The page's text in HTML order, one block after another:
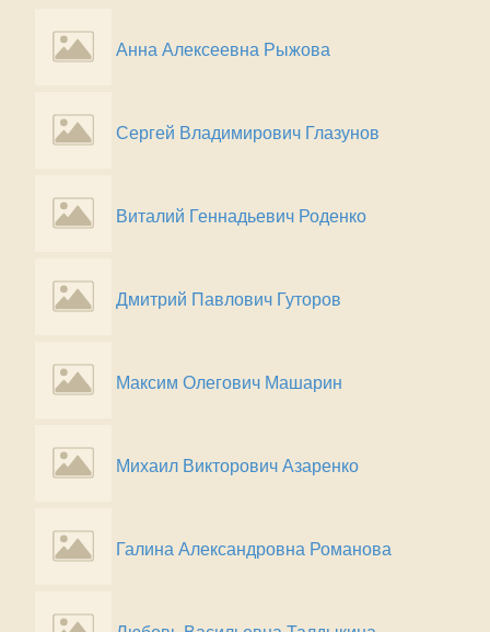
Анна Алексеевна Рыжова
Сергей Владимирович Глазунов
Виталий Геннадьевич Роденко
Дмитрий Павлович Гуторов
Максим Олегович Машарин
Михаил Викторович Азаренко
Галина Александровна Романова